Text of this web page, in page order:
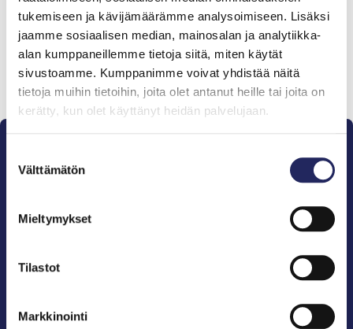
tukemiseen ja kävijämäärämme analysoimiseen. Lisäksi
jaamme sosiaalisen median, mainosalan ja analytiikka-
alan kumppaneillemme tietoja siitä, miten käytät
sivustoamme. Kumppanimme voivat yhdistää näitä
tietoja muihin tietoihin, joita olet antanut heille tai joita on
kerätty, kun olet käyttänyt heidän palvelujaan.
valinta
Välttämätön
Mieltymykset
Tilastot
Markkinointi
Lahjoita ja liity tähän tiimiin
Pelastamme Itämeren ja sen perinnön tuleville
John Nurmisen Säätiö on Itämeren suojelija, meren